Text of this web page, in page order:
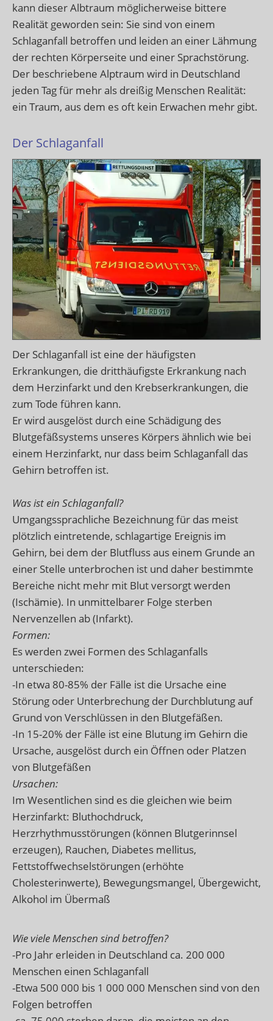
kann dieser Albtraum möglicherweise bittere
Realität geworden sein: Sie sind von einem
Schlaganfall betroffen und leiden an einer Lähmung
der rechten Körperseite und einer Sprachstörung.
Der beschriebene Alptraum wird in Deutschland
jeden Tag für mehr als dreißig Menschen Realität:
ein Traum, aus dem es oft kein Erwachen mehr gibt.
Der Schlaganfall
Der Schlaganfall ist eine der häufigsten
Erkrankungen, die dritthäufigste Erkrankung nach
dem Herzinfarkt und den Krebserkrankungen, die
zum Tode führen kann.
Er wird ausgelöst durch eine Schädigung des
Blutgefäßsystems unseres Körpers ähnlich wie bei
einem Herzinfarkt, nur dass beim Schlaganfall das
Gehirn betroffen ist.
Was ist ein Schlaganfall?
Umgangssprachliche Bezeichnung für das meist
plötzlich eintretende, schlagartige Ereignis im
Gehirn, bei dem der Blutfluss aus einem Grunde an
einer Stelle unterbrochen ist und daher bestimmte
Bereiche nicht mehr mit Blut versorgt werden
(Ischämie). In unmittelbarer Folge sterben
Nervenzellen ab (Infarkt).
Formen:
Es werden zwei Formen des Schlaganfalls
unterschieden:
-In etwa 80-85% der Fälle ist die Ursache eine
Störung oder Unterbrechung der Durchblutung auf
Grund von Verschlüssen in den Blutgefäßen.
-In 15-20% der Fälle ist eine Blutung im Gehirn die
Ursache, ausgelöst durch ein Öffnen oder Platzen
von Blutgefäßen
Ursachen:
Im Wesentlichen sind es die gleichen wie beim
Herzinfarkt: Bluthochdruck,
Herzrhythmusstörungen (können Blutgerinnsel
erzeugen), Rauchen, Diabetes mellitus,
Fettstoffwechselstörungen (erhöhte
Cholesterinwerte), Bewegungsmangel, Übergewicht,
Alkohol im Übermaß
Wie viele Menschen sind betroffen?
-Pro Jahr erleiden in Deutschland ca. 200 000
Menschen einen Schlaganfall
-Etwa 500 000 bis 1 000 000 Menschen sind von den
Folgen betroffen